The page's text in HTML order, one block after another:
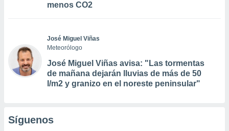
menos CO2
José Miguel Viñas
Meteorólogo
José Miguel Viñas avisa: "Las tormentas
de mañana dejarán lluvias de más de 50
l/m2 y granizo en el noreste peninsular"
Síguenos